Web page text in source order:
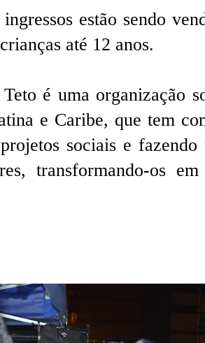
estão sendo
até 12 anos.
uma organização
e Caribe, que tem
sociais e
transformando-os